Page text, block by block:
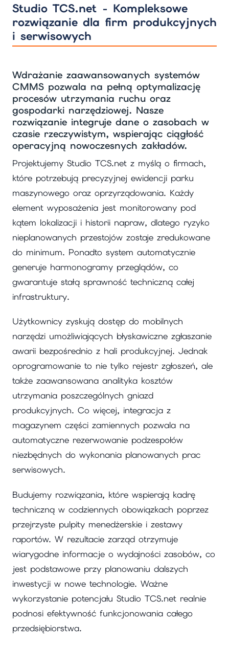
Studio TCS.net - Kompleksowe
rozwiązanie dla firm produkcyjnych
i serwisowych
Wdrażanie zaawansowanych systemów
CMMS pozwala na pełną optymalizację
procesów utrzymania ruchu oraz
gospodarki narzędziowej. Nasze
rozwiązanie integruje dane o zasobach w
czasie rzeczywistym, wspierając ciągłość
operacyjną nowoczesnych zakładów.
Projektujemy Studio TCS.net z myślą o firmach,
które potrzebują precyzyjnej ewidencji parku
maszynowego oraz oprzyrządowania. Każdy
element wyposażenia jest monitorowany pod
kątem lokalizacji i historii napraw, dlatego ryzyko
nieplanowanych przestojów zostaje zredukowane
do minimum. Ponadto system automatycznie
generuje harmonogramy przeglądów, co
gwarantuje stałą sprawność techniczną całej
infrastruktury.
Użytkownicy zyskują dostęp do mobilnych
narzędzi umożliwiających błyskawiczne zgłaszanie
awarii bezpośrednio z hali produkcyjnej. Jednak
oprogramowanie to nie tylko rejestr zgłoszeń, ale
także zaawansowana analityka kosztów
utrzymania poszczególnych gniazd
produkcyjnych. Co więcej, integracja z
magazynem części zamiennych pozwala na
automatyczne rezerwowanie podzespołów
niezbędnych do wykonania planowanych prac
serwisowych.
Budujemy rozwiązania, które wspierają kadrę
techniczną w codziennych obowiązkach poprzez
przejrzyste pulpity menedżerskie i zestawy
raportów. W rezultacie zarząd otrzymuje
wiarygodne informacje o wydajności zasobów, co
jest podstawowe przy planowaniu dalszych
inwestycji w nowe technologie. Ważne
wykorzystanie potencjału Studio TCS.net realnie
podnosi efektywność funkcjonowania całego
przedsiębiorstwa.